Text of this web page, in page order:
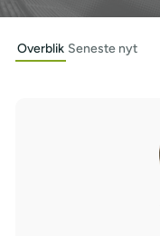
Overblik Seneste nyt